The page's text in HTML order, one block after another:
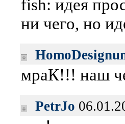
fish: идея
ни чего, но
мраК!!! наш
PetrJo